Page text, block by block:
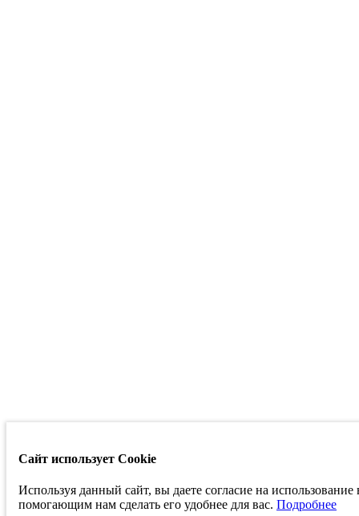
Сайт использует Cookie
Используя данный сайт, вы даете согласие на
помогающим нам сделать его удобнее для вас. Подробнее